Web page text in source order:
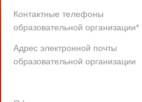
Контактные телефоны
образовательной организации*
Адрес электронной почты
образовательной организации